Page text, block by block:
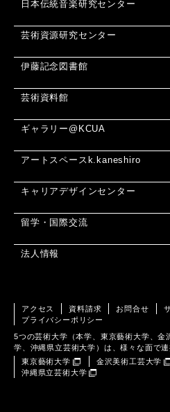
日本伝統音楽研究センター
芸術資源研究センター
伊藤記念図書館
芸術資料館
ギャラリー@KCUA
アートスペースk.kaneshiro
キャリアデザインセンター
留学・国際交流
法人情報
アクセス 資料請求 お問合せ
プライバシーポリシー
5つの芸術大学（本学、東京藝術大学、金
学、沖縄県立芸術大学）は、様々な面で連
東京藝術大学
金沢美術工芸大学
沖縄県立芸術大学